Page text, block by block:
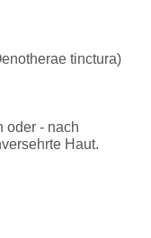
tinctura)
oder - nach
Haut.